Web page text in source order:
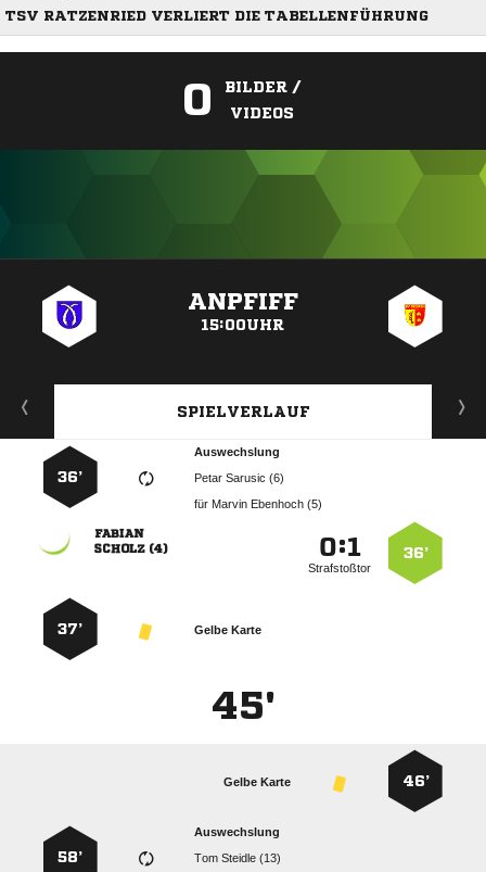
TSV RATZENRIED VERLIERT DIE TABELLENFÜHRUNG
0
BILDER /
VIDEOS
ANPFIFF
15:00UHR
SPIELVERLAUF
Auswechslung
  
für   
36’
36’
:
Strafstoßtor

 
Gelbe Karte
37’
45'
46’
Gelbe Karte
Auswechslung
  
58’